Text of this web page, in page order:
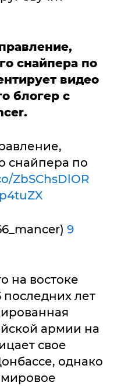
снайпера по
видео
блогер с
снайпера по
ZbSChsDlOR
9
на востоке
лет
армии на
свое
однако